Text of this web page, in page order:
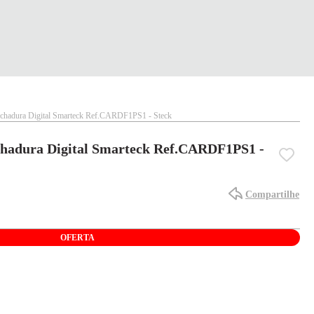
Digital Smarteck Ref.CARDF1PS1 - Steck
Digital Smarteck Ref.CARDF1PS1 -
Compartilhe
OFERTA